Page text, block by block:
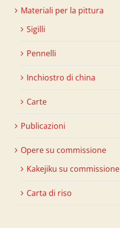
Materiali per la pittura
Sigilli
Pennelli
Inchiostro di china
Carte
Publicazioni
Opere su commissione
Kakejiku su commissione
Carta di riso